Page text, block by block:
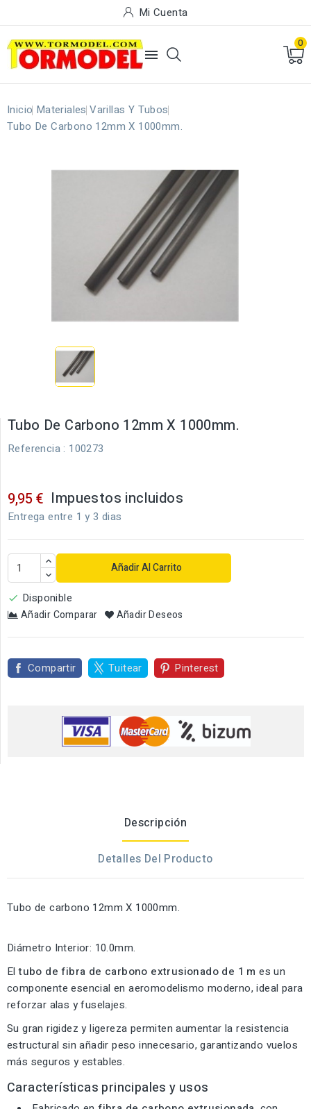
Mi Cuenta

0
Inicio Materiales Varillas Y Tubos
Tubo De Carbono 12mm X 1000mm.
Tubo De Carbono 12mm X 1000mm.
Referencia : 100273
9,95 € Impuestos incluidos
Entrega entre 1 y 3 dias
Añadir Al Carrito
 Disponible
Añadir Comparar Añadir Deseos
Compartir Tuitear Pinterest
Descripción
Detalles Del Producto
Tubo de carbono 12mm X 1000mm.
Diámetro Interior: 10.0mm.
Eltubo de fibra de carbono extrusionado de 1 m es un
componente esencial en aeromodelismo moderno, ideal para
reforzar alas y fuselajes.
Su gran rigidez y ligereza permiten aumentar la resistencia
estructural sin añadir peso innecesario, garantizando vuelos
más seguros y estables.
Características principales y usos